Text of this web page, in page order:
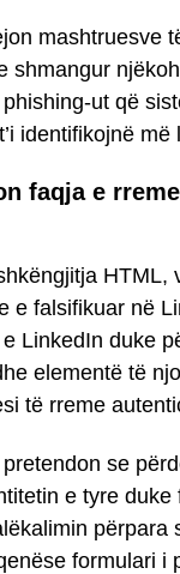
mashtruesve
shmangur
ut që
identifikojnë më
faqja e
HTML,
e falsifikuar në
LinkedIn duke
elementë të
të rreme
se
e tyre duke
përpara
formulari i